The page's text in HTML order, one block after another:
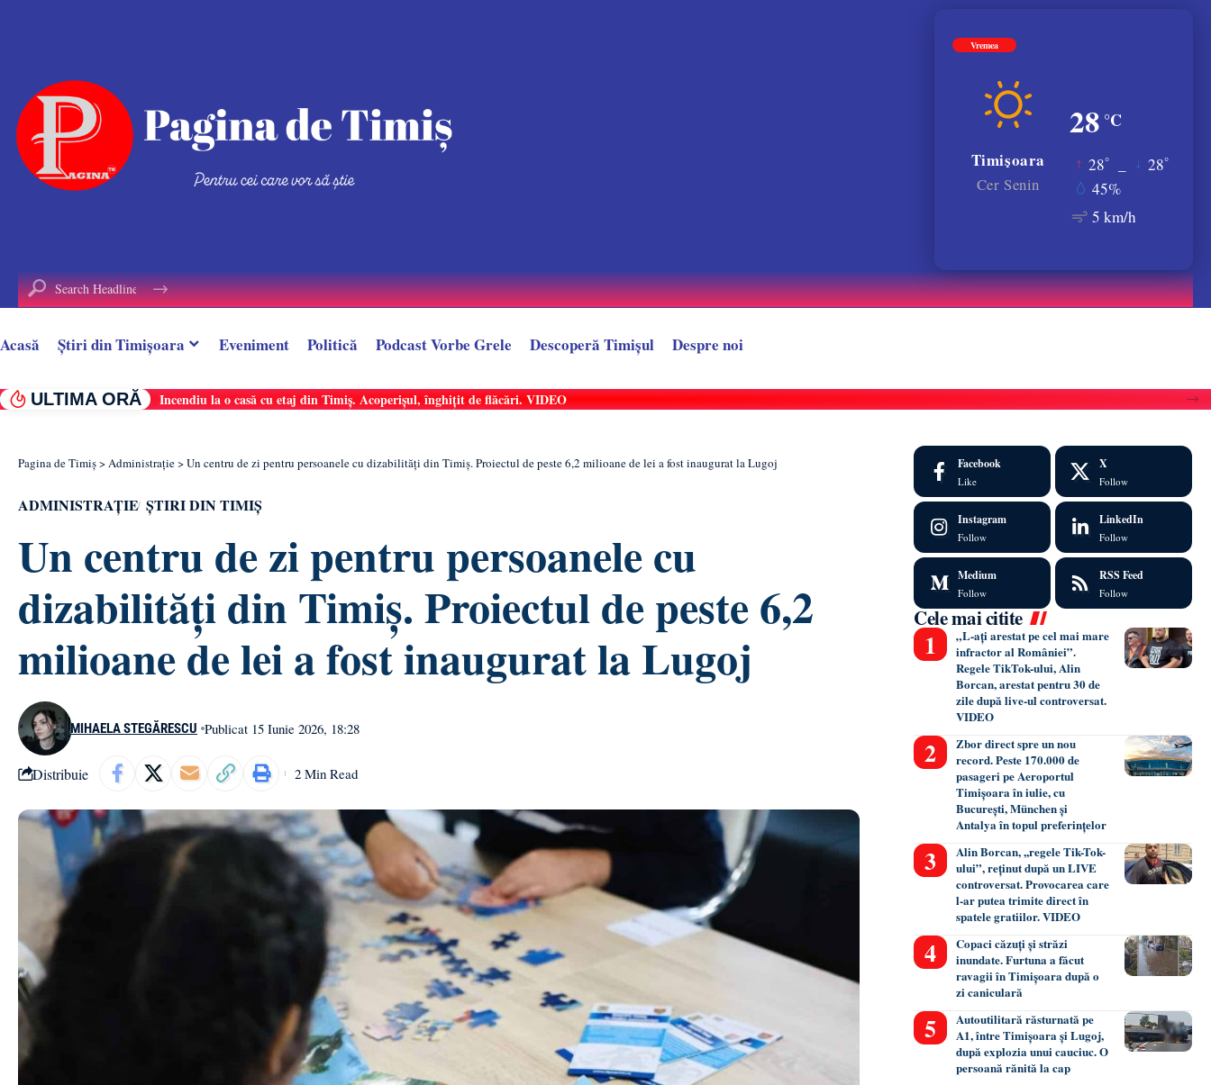
Vremea
28 °C
Timișoara
Cer Senin
28° 28°
45%
5 km/h
Acasă Știri din Timișoara Eveniment Politică Podcast Vorbe Grele Descoperă Timișul Despre noi
ULTIMA ORĂ Incendiu la o casă cu etaj din Timiș. Acoperișul, înghițit de flăcări. VIDEO
Pagina de Timiș>Administrație>Un centru de zi pentru persoanele cu dizabilități din Timiș. Proiectul de peste 6,2 milioane de lei a fost inaugurat la Lugoj
ADMINISTRAȚIE ȘTIRI DIN TIMIȘ
Un centru de zi pentru persoanele cu
dizabilități din Timiș. Proiectul de peste 6,2
milioane de lei a fost inaugurat la Lugoj
MIHAELA STEGĂRESCU Publicat 15 Iunie 2026, 18:28
Distribuie 2 Min Read
Facebook
Like
X
Follow
Instagram
Follow
LinkedIn
Follow
Medium
Follow
RSS Feed
Follow
Cele mai citite
„L-ați arestat pe cel mai mare
infractor al României”.
Regele TikTok-ului, Alin
Borcan, arestat pentru 30 de
zile după live-ul controversat.
VIDEO
Zbor direct spre un nou
record. Peste 170.000 de
pasageri pe Aeroportul
Timișoara în iulie, cu
București, München și
Antalya în topul preferințelor
Alin Borcan, ,,regele Tik-Tok-
ului”, reținut după un LIVE
controversat. Provocarea care
l-ar putea trimite direct în
spatele gratiilor. VIDEO
Copaci căzuți și străzi
inundate. Furtuna a făcut
ravagii în Timișoara după o
zi caniculară
Autoutilitară răsturnată pe
A1, între Timișoara și Lugoj,
după explozia unui cauciuc. O
persoană rănită la cap